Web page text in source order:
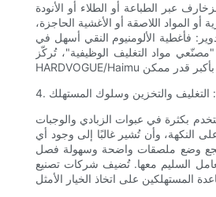
عبر الطباعة أو الطلاء أو الأنودة
أو المواد اللاصقة أو الأغشية الحاجزة،
فأغطية الألومنيوم النقي أسهل في
مواد التغليف الوظيفية"، تُركّز
التغليف والتخزين وسلوك المستهلك
بكثرة في عبوات الزبادي والوجبات
النكهة، وأن تُشير غالبًا إلى وجود أي
يُشجع وضع ملصقات واضحة وسهولة فصل
السليم معها. تُضيف شركات تصنيع